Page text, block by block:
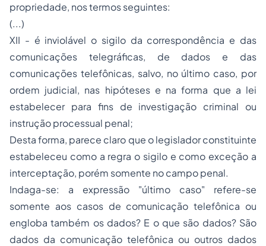
propriedade, nos termos seguintes:
(...)
XII - é inviolável o sigilo da correspondência e das
comunicações telegráficas, de dados e das
comunicações telefônicas, salvo, no último caso, por
ordem judicial, nas hipóteses e na forma que a lei
estabelecer para fins de investigação criminal ou
instrução processual penal;
Desta forma, parece claro que o legislador constituinte
estabeleceu como a regra o sigilo e como exceção a
interceptação, porém somente no campo penal.
Indaga-se: a expressão "último caso" refere-se
somente aos casos de comunicação telefônica ou
engloba também os dados? E o que são dados? São
dados da comunicação telefônica ou outros dados